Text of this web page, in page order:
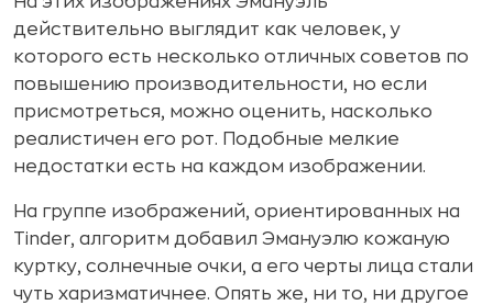
действительно выглядит как человек, у
которого есть несколько отличных советов по
повышению производительности, но если
присмотреться, можно оценить, насколько
реалистичен его рот. Подобные мелкие
недостатки есть на каждом изображении.
На группе изображений, ориентированных на
Tinder, алгоритм добавил Эмануэлю кожаную
куртку, солнечные очки, а его черты лица стали
чуть харизматичнее. Опять же, ни то, ни другое